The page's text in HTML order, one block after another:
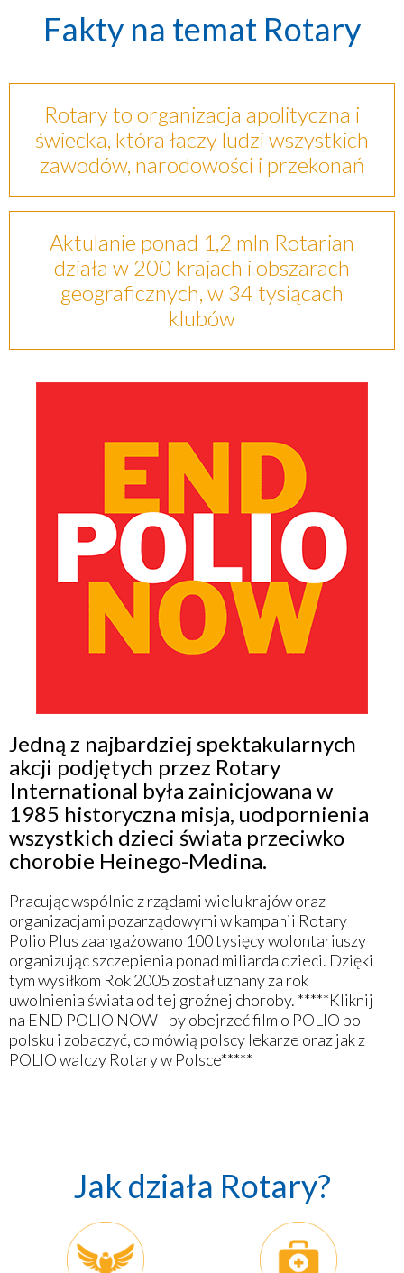
Fakty na temat Rotary
Rotary to organizacja apolityczna i
świecka, która łaczy ludzi wszystkich
zawodów, narodowości i przekonań
Aktulanie ponad 1,2 mln Rotarian
działa w 200 krajach i obszarach
geograficznych, w 34 tysiącach
klubów
Jedną z najbardziej spektakularnych
akcji podjętych przez Rotary
International była zainicjowana w
1985 historyczna misja, uodpornienia
wszystkich dzieci świata przeciwko
chorobie Heinego-Medina.
Pracując wspólnie z rządami wielu krajów oraz
organizacjami pozarządowymi w kampanii Rotary
Polio Plus zaangażowano 100 tysięcy wolontariuszy
organizując szczepienia ponad miliarda dzieci. Dzięki
tym wysiłkom Rok 2005 został uznany za rok
uwolnienia świata od tej groźnej choroby. *****Kliknij
na END POLIO NOW - by obejrzeć film o POLIO po
polsku i zobaczyć, co mówią polscy lekarze oraz jak z
POLIO walczy Rotary w Polsce*****
Jak działa Rotary?